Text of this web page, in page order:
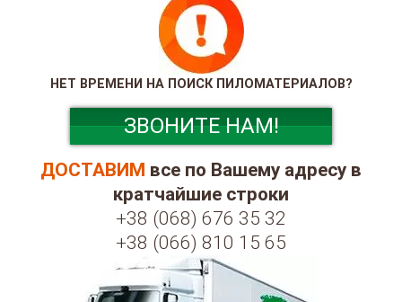
НЕТ ВРЕМЕНИ НА ПОИСК ПИЛОМАТЕРИАЛОВ?
ЗВОНИТЕ НАМ!
ДОСТАВИМ все по Вашему адресу в
кратчайшие строки
+38 (068) 676 35 32
+38 (066) 810 15 65